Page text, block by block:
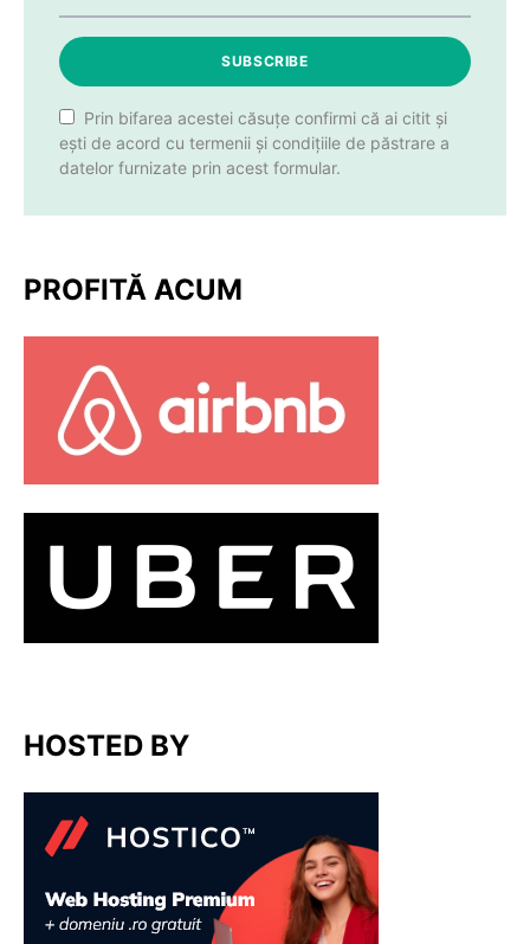
SUBSCRIBE
Prin bifarea acestei căsuțe confirmi că ai citit și
ești de acord cu termenii și condițiile de păstrare a
datelor furnizate prin acest formular.
PROFITĂ ACUM
HOSTED BY